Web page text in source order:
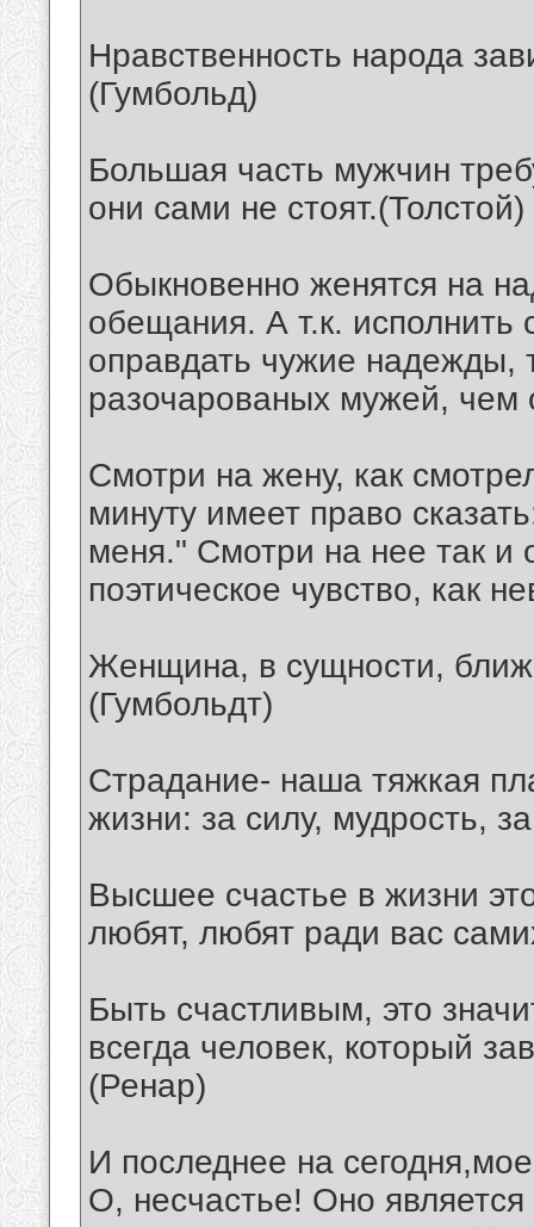
Нравственность народа
(Гумбольд)
Большая часть мужчин
они сами не стоят.(Толстой)
Обыкновенно женятся на
обещания. А т.к.
оправдать чужие надежды,
разочарованых мужей, чем
Смотри на жену, как
минуту имеет право
меня." Смотри на нее так и
поэтическое чувство, как
Женщина, в сущности,
(Гумбольдт)
Страдание- наша тяжкая
жизни: за силу, мудрость,
Высшее счастье в жизни
любят, любят ради вас
Быть счастливым, это
всегда человек, который
(Ренар)
И последнее на
О, несчастье! Оно